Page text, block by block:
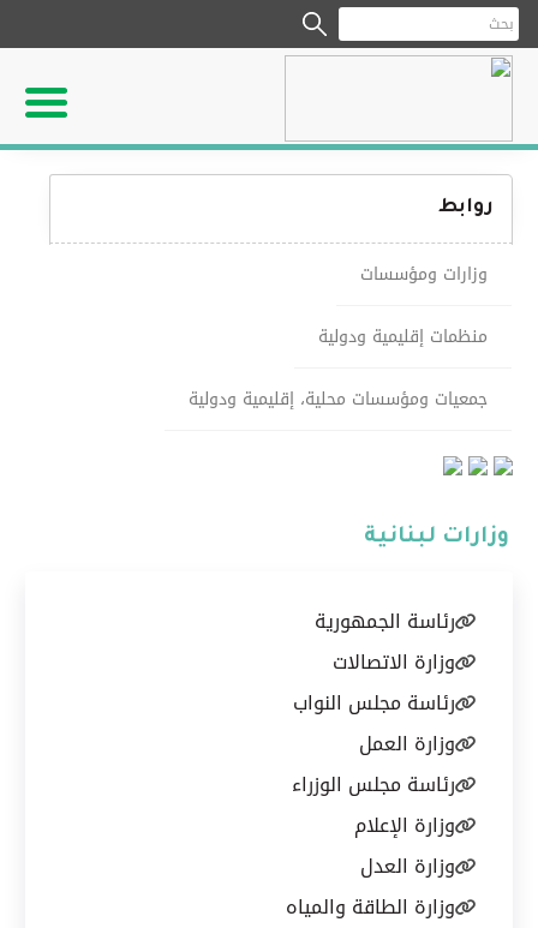
روابط
وزارات ومؤسسات
منظمات إقليمية ودولية
جمعيات ومؤسسات محلية، إقليمية ودولية
وزارات لبنانية
رئاسة الجمهورية
وزارة الاتصالات
رئاسة مجلس النواب
وزارة العمل
رئاسة مجلس الوزراء
وزارة الإعلام
وزارة العدل
وزارة الطاقة والمياه